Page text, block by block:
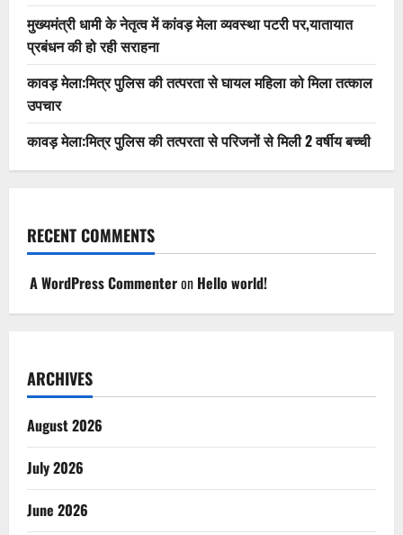
मुख्यमंत्री धामी के नेतृत्व में कांवड़ मेला व्यवस्था पटरी पर,यातायात
प्रबंधन की हो रही सराहना
कावड़ मेला:मित्र पुलिस की तत्परता से घायल महिला को मिला तत्काल
उपचार
कावड़ मेला:मित्र पुलिस की तत्परता से परिजनों से मिली 2 वर्षीय बच्ची
RECENT COMMENTS
A WordPress Commenteron Hello world!
ARCHIVES
August 2026
July 2026
June 2026